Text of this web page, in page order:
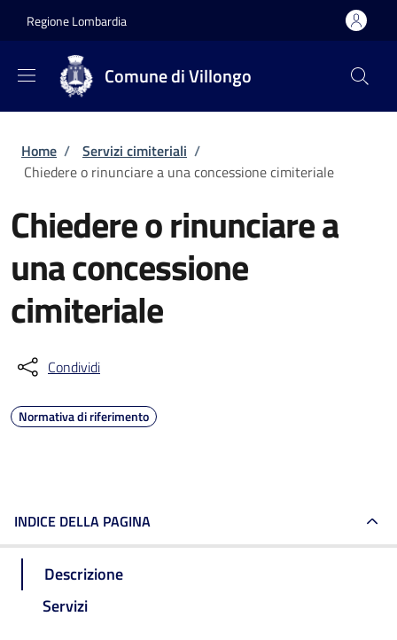
Regione Lombardia
Comune di Villongo
Briciole di pane
Home / Servizi cimiteriali /
Chiedere o rinunciare a una concessione cimiteriale
Chiedere o rinunciare a
una concessione
cimiteriale
Condividi
Normativa di riferimento
INDICE DELLA PAGINA
Descrizione
Servizi